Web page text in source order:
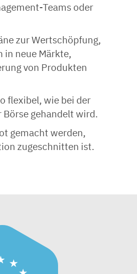
Teams oder
zur Wertschöpfung,
in neue Märkte,
von Produkten
flexibel, wie bei der
gehandelt wird.
gemacht werden,
zugeschnitten ist.